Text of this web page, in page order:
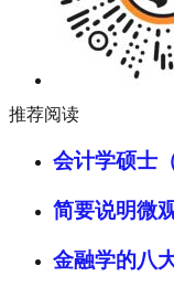
推荐阅读
会计学硕士
简要说明微
金融学的八